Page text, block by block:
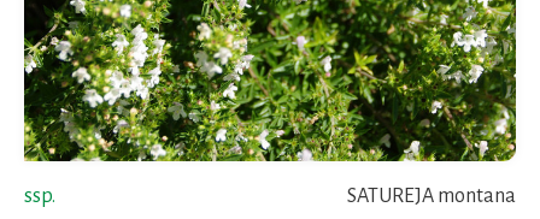
ssp. SATUREJA montana